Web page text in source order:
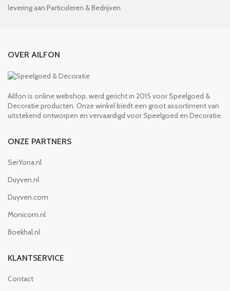
levering aan Particuleren & Bedrijven
OVER AILFON
Ailfon is online webshop, werd gericht in 2015 voor Speelgoed &
Decoratie producten. Onze winkel biedt een groot assortiment van
uitstekend ontworpen en vervaardigd voor Speelgoed en Decoratie.
ONZE PARTNERS
SerYona.nl
Duyven.nl
Duyven.com
Monicom.nl
Boekhal.nl
KLANTSERVICE
Contact